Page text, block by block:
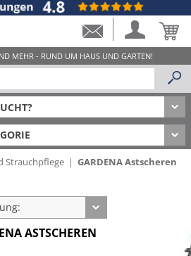
Strauchpflege |GARDENA Astscheren
ASTSCHEREN